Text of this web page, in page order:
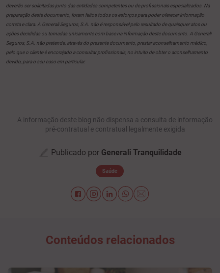
deverão ser solicitadas junto das entidades competentes ou de profissionais especializados. Na
preparação deste documento, foram feitos todos os esforços para poder oferecer informação
correta e clara. A Generali Seguros, S.A. não é responsável pelo resultado de quaisquer atos ou
ações decididas ou tomadas unicamente com base na informação deste documento. A Generali
Seguros, S.A. não pretende, através do presente documento, prestar aconselhamento médico,
pelo que o cliente é encorajado a consultar profissionais, no intuito de obter o aconselhamento
devido, para o seu caso em particular.
A informação deste blog não dispensa a consulta de informação
pré-contratual e contratual legalmente exigida
Publicado por Generali Tranquilidade
Saúde
Conteúdos relacionados